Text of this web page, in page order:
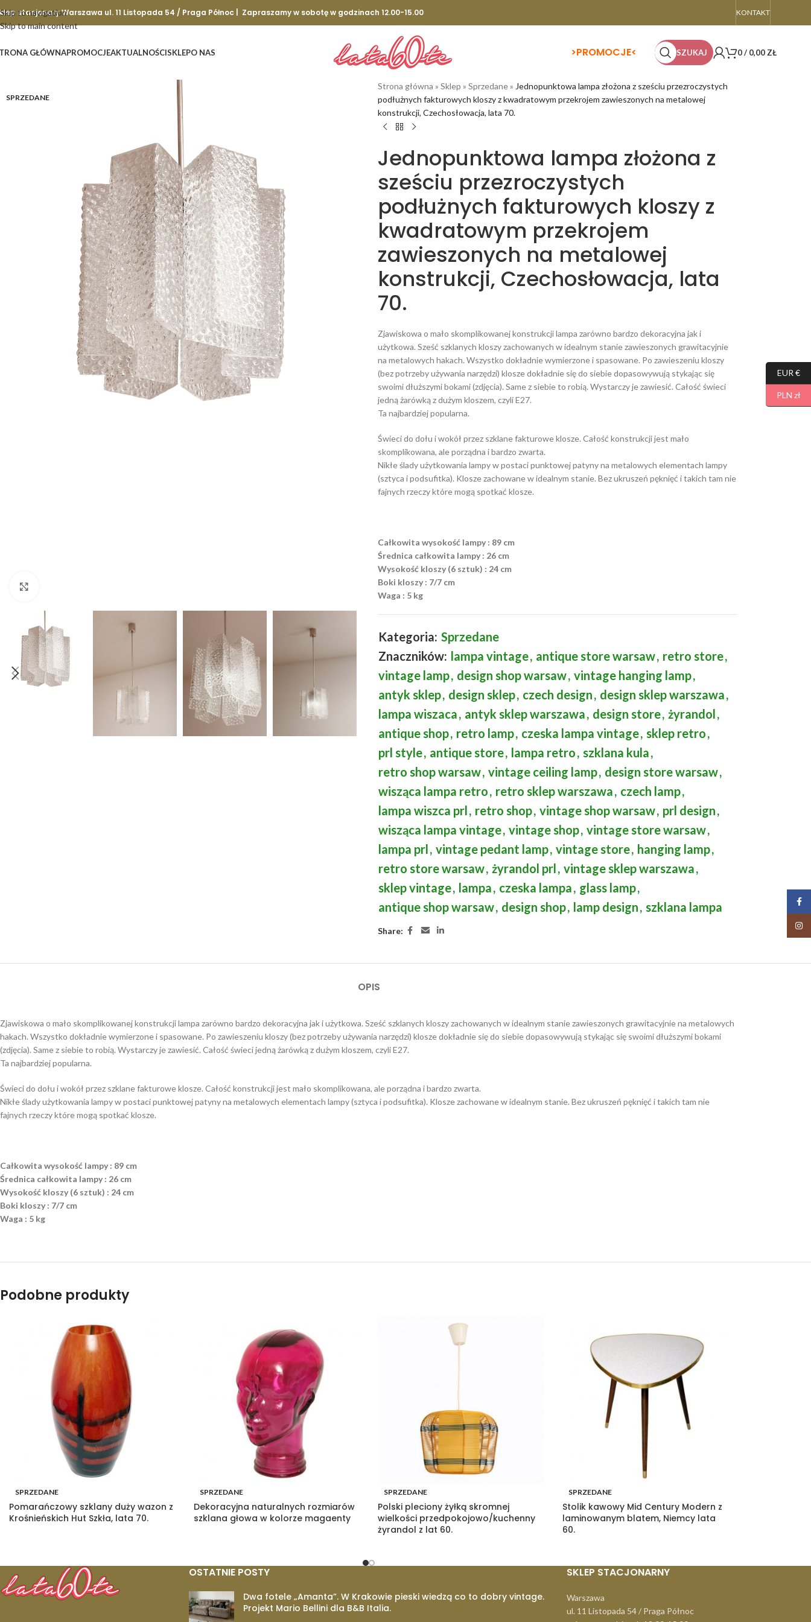
Skip to navigation
Skip to main content
stacjonary Warszawa ul. 11 Listopada 54 / Praga Północ | Zapraszamy w sobotę w godzinach 12.00-15.00 KONTAKT
GŁÓWNAPROMOCJEAKTUALNOŚCISKLEPO NAS >PROMOCJE< SZUKAJ 0/ 0,00 ZŁ
SPRZEDANE
Strona główna » Sklep » Sprzedane» Jednopunktowa lampa złożona z sześciu przezroczystych
podłużnych fakturowych kloszy z kwadratowym przekrojem zawieszonych na metalowej
konstrukcji, Czechosłowacja, lata 70.
Jednopunktowa lampa złożona z
sześciu przezroczystych
podłużnych fakturowych kloszy z
kwadratowym przekrojem
zawieszonych na metalowej
konstrukcji, Czechosłowacja, lata
70.
Zjawiskowa o mało skomplikowanej konstrukcji lampa zarówno bardzo dekoracyjna jak i
użytkowa. Sześć szklanych kloszy zachowanych w idealnym stanie zawieszonych grawitacyjnie
na metalowych hakach. Wszystko dokładnie wymierzone i spasowane. Po zawieszeniu kloszy
(bez potrzeby używania narzędzi) klosze dokładnie się do siebie dopasowywują stykając się
swoimi dłuższymi bokami (zdjęcia). Same z siebie to robią. Wystarczy je zawiesić. Całość świeci
jedną żarówką z dużym kloszem, czyli E27.
Ta najbardziej popularna.
Świeci do dołu i wokół przez szklane fakturowe klosze. Całość konstrukcji jest mało
skomplikowana, ale porządna i bardzo zwarta.
Nikłe ślady użytkowania lampy w postaci punktowej patyny na metalowych elementach lampy
(sztyca i podsufitka). Klosze zachowane w idealnym stanie. Bez ukruszeń pęknięć i takich tam nie
fajnych rzeczy które mogą spotkać klosze.
Całkowita wysokość lampy : 89 cm
Średnica całkowita lampy : 26 cm
Wysokość kloszy (6 sztuk) : 24 cm
Boki kloszy : 7/7 cm
Waga : 5 kg
Kategoria: Sprzedane
Znaczników: lampa vintage, antique store warsaw, retro store,
vintage lamp, design shop warsaw, vintage hanging lamp,
antyk sklep, design sklep, czech design, design sklep warszawa,
lampa wiszaca, antyk sklep warszawa, design store, żyrandol,
antique shop, retro lamp, czeska lampa vintage, sklep retro,
prl style, antique store, lampa retro, szklana kula,
retro shop warsaw, vintage ceiling lamp, design store warsaw,
wisząca lampa retro, retro sklep warszawa, czech lamp,
lampa wiszca prl, retro shop, vintage shop warsaw, prl design,
wisząca lampa vintage, vintage shop, vintage store warsaw,
lampa prl, vintage pedant lamp, vintage store, hanging lamp,
retro store warsaw, żyrandol prl, vintage sklep warszawa,
sklep vintage, lampa, czeska lampa, glass lamp,
antique shop warsaw, design shop, lamp design, szklana lampa
Share:
OPIS
Zjawiskowa o mało skomplikowanej konstrukcji lampa zarówno bardzo dekoracyjna jak i użytkowa. Sześć szklanych kloszy zachowanych w idealnym stanie zawieszonych grawitacyjnie na metalowych
hakach. Wszystko dokładnie wymierzone i spasowane. Po zawieszeniu kloszy (bez potrzeby używania narzędzi) klosze dokładnie się do siebie dopasowywują stykając się swoimi dłuższymi bokami
(zdjęcia). Same z siebie to robią. Wystarczy je zawiesić. Całość świeci jedną żarówką z dużym kloszem, czyli E27.
Ta najbardziej popularna.
Świeci do dołu i wokół przez szklane fakturowe klosze. Całość konstrukcji jest mało skomplikowana, ale porządna i bardzo zwarta.
Nikłe ślady użytkowania lampy w postaci punktowej patyny na metalowych elementach lampy (sztyca i podsufitka). Klosze zachowane w idealnym stanie. Bez ukruszeń pęknięć i takich tam nie
fajnych rzeczy które mogą spotkać klosze.
Całkowita wysokość lampy : 89 cm
Średnica całkowita lampy : 26 cm
Wysokość kloszy (6 sztuk) : 24 cm
Boki kloszy : 7/7 cm
Waga : 5 kg
Podobne produkty
SPRZEDANE
Pomarańczowy szklany duży wazon z
Krośnieńskich Hut Szkła, lata 70.
SPRZEDANE
Dekoracyjna naturalnych rozmiarów
szklana głowa w kolorze magaenty
SPRZEDANE
Polski pleciony żyłką skromnej
wielkości przedpokojowo/kuchenny
żyrandol z lat 60.
SPRZEDANE
Stolik kawowy Mid Century Modern z
laminowanym blatem, Niemcy lata
60.
OSTATNIE POSTY
Dwa fotele „Amanta”. W Krakowie pieski wiedzą co to dobry vintage.
Projekt Mario Bellini dla B&B Italia.
SKLEP STACJONARNY
Warszawa
ul. 11 Listopada 54 / Praga Północ
EUR €
PLN zł